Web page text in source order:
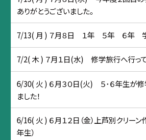
ありがとうございました。
7/13( 月 ) ７月８日 １年 ５年 ６年
7/2( 木 ) ７月１日(水) 修学旅行へ行って
6/30( 火 ) ６月３０日(火) ５･６年生が
ました！
6/16( 火 ) ６月１２日（金）上芦別クリーン作
年生）